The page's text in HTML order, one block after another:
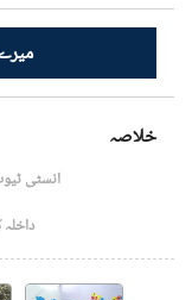
خلاصہ
انسٹی